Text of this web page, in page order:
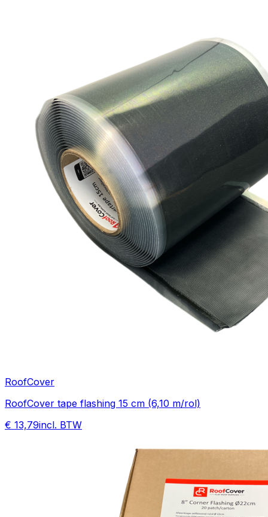
RoofCover
RoofCover tape flashing 15 cm (6,10 m/rol)
€ 13,79incl. BTW